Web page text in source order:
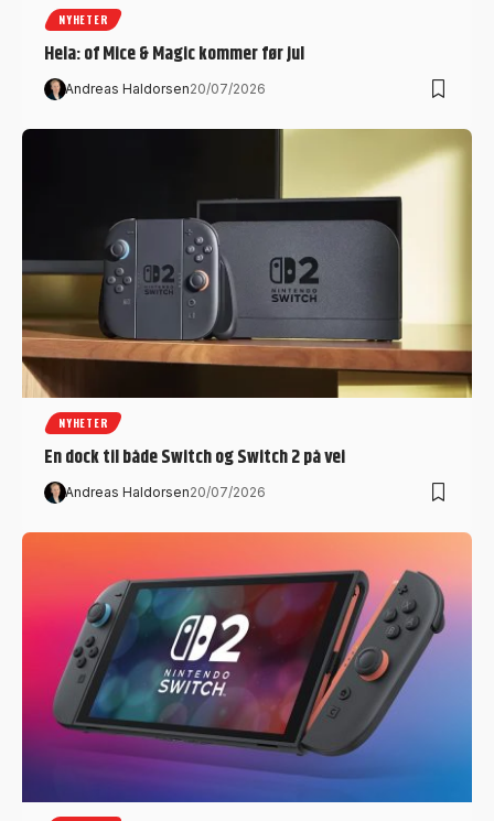
NYHETER
Hela: of Mice & Magic kommer før jul
Andreas Haldorsen20/07/2026
NYHETER
En dock til både Switch og Switch 2 på vei
Andreas Haldorsen20/07/2026